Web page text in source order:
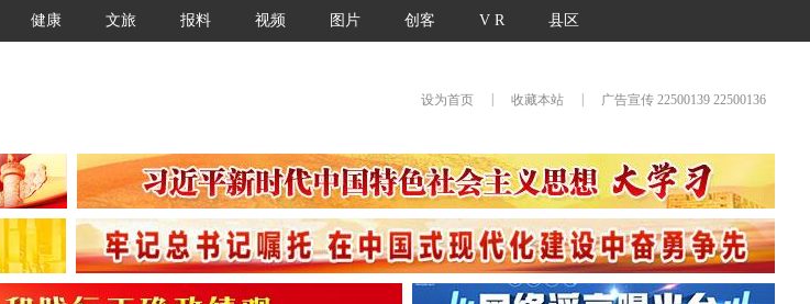
健康 文旅 报料 视频 图片 创客 V R 县区
设为首页 收藏本站 广告宣传 22500139 22500136